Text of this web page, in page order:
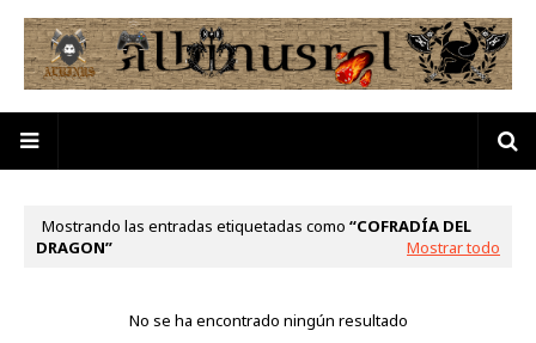
Mostrando las entradas etiquetadas como
COFRADÍA DEL
DRAGON
Mostrar todo
No se ha encontrado ningún resultado